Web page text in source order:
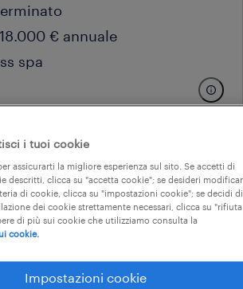
€ annuale
spa
ai primi
resort cinque stelle
i tuoi cookie
assicurarti la migliore esperienza sul sito. Se accetti di
descritti, clicca su "accetta cookie"; se desideri
di cookie, clicca su "impostazioni cookie"; se decidi di
dei cookie strettamente necessari, clicca su "rifiuta
di più sui cookie che utilizziamo consulta la
cookie.
Impostazioni cookie